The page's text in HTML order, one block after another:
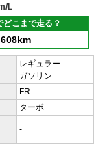
L
どこまで走る？
608km
レギュラー
ガソリン
FR
ターボ
-